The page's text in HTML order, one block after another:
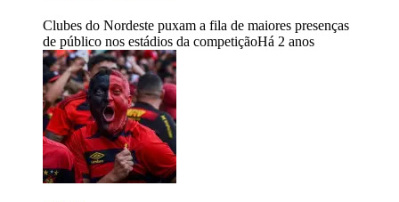
Clubes do Nordeste puxam a fila de maiores presenças
de público nos estádios da competiçãoHá 2 anos